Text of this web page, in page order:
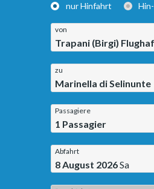
nur Hinfahrt
von
Trapani (Birgi)
zu
Marinella di Selinunte
Passagiere
1 Passagier
Abfahrt
8 August 2026Sa